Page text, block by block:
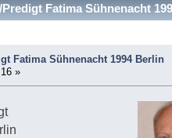
Fatima Sühnenacht
Fatima Sühnenacht 1994 Berlin
»